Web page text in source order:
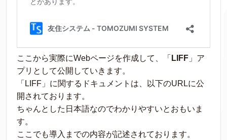
ここから実際にWebページを作成して、「 LIFF 」ア
プリとして公開していきます。
「LIFF」に関するドキュメントは、以下のURLに公
開されております。
ちゃんとした日本語なのでわかりやすいとおもいま
す。
ここでも導入までの内容が記述されております。